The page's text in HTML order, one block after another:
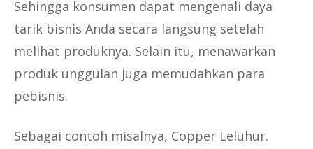
Sehingga konsumen dapat mengenali daya
tarik bisnis Anda secara langsung setelah
melihat produknya. Selain itu, menawarkan
produk unggulan juga memudahkan para
pebisnis.
Sebagai contoh misalnya, Copper Leluhur.